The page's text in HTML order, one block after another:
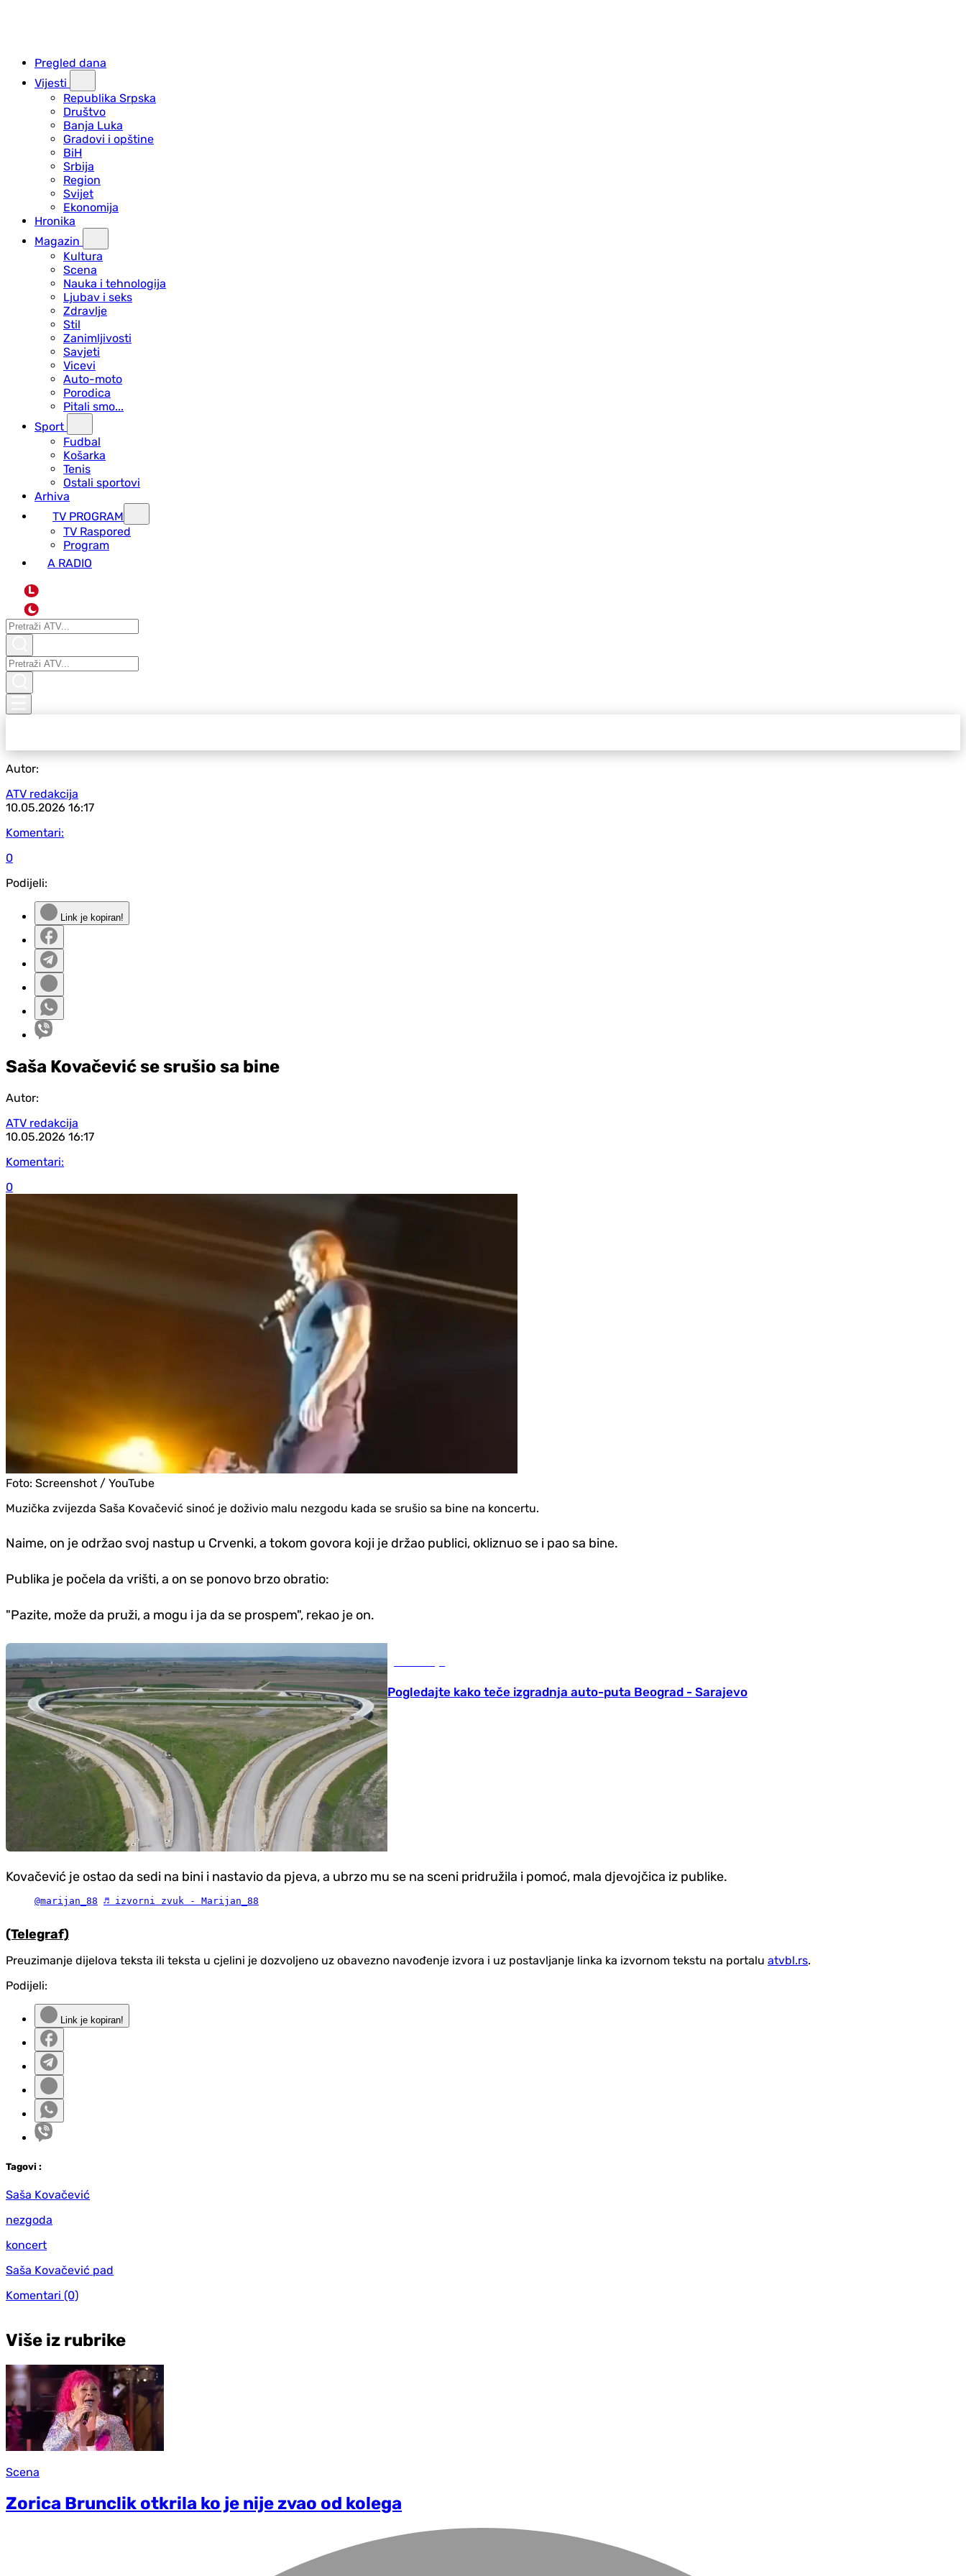
Pregled dana
Vijesti
Republika Srpska
Društvo
Banja Luka
Gradovi i opštine
BiH
Srbija
Region
Svijet
Ekonomija
Hronika
Magazin
Kultura
Scena
Nauka i tehnologija
Ljubav i seks
Zdravlje
Stil
Zanimljivosti
Savjeti
Vicevi
Auto-moto
Porodica
Pitali smo...
Sport
Fudbal
Košarka
Tenis
Ostali sportovi
Arhiva
TV PROGRAM
ТV Raspored
Program
A RADIO
L
Autor:
ATV redakcija
10.05.2026 16:17
Komentari:
0
Podijeli:
Link je kopiran!
Saša Kovačević se srušio sa bine
Autor:
ATV redakcija
10.05.2026 16:17
Komentari:
0
Foto: Screenshot / YouTube
Muzička zvijezda Saša Kovačević sinoć je doživio malu nezgodu kada se srušio sa bine na koncertu.
Naime, on je održao svoj nastup u Crvenki, a tokom govora koji je držao publici, okliznuo se i pao sa bine.
Publika je počela da vrišti, a on se ponovo brzo obratio:
"Pazite, može da pruži, a mogu i ja da se prospem", rekao je on.
Pogledajte kako teče izgradnja auto-puta Beograd - Sarajevo
Kovačević je ostao da sedi na bini i nastavio da pjeva, a ubrzo mu se na sceni pridružila i pomoć, mala djevojčica iz publike.
@marijan_88 ♬ izvorni zvuk - Marijan_88
(Telegraf)
Preuzimanje dijelova teksta ili teksta u cjelini je dozvoljeno uz obavezno navođenje izvora i uz postavljanje linka ka izvornom tekstu na portalu atvbl.rs.
Podijeli:
Link je kopiran!
Tagovi :
Saša Kovačević
nezgoda
koncert
Saša Kovačević pad
Komentari (0)
Više iz rubrike
Scena
Zorica Brunclik otkrila ko je nije zvao od kolega